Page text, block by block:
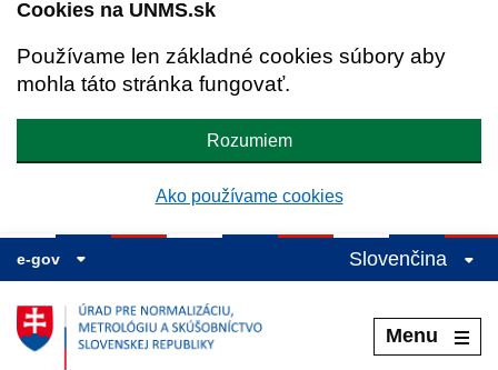
Cookies na UNMS.sk
Používame len základné cookies súbory aby
mohla táto stránka fungovať.
Rozumiem
Ako používame cookies
e-gov Slovenčina
Menu